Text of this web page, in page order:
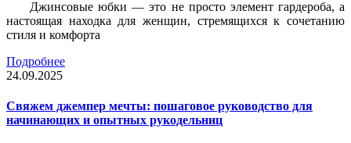
Джинсовые юбки — это не просто элемент гардероба, а
настоящая находка для женщин, стремящихся к сочетанию
стиля и комфорта
Подробнее
24.09.2025
Свяжем джемпер мечты: пошаговое руководство для
начинающих и опытных рукодельниц